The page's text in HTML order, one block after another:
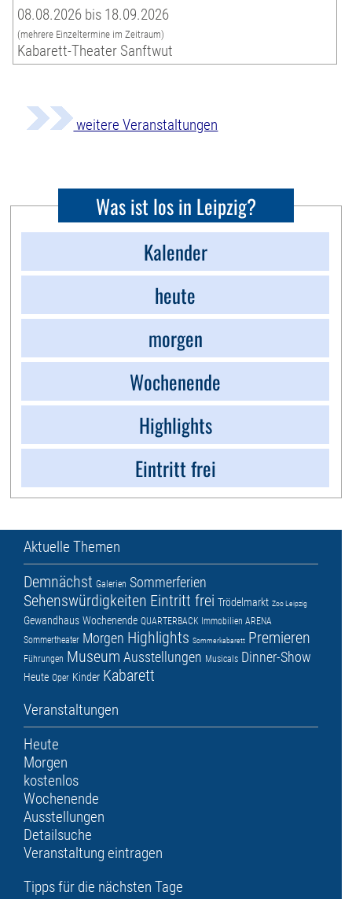
08.08.2026 bis 18.09.2026
(mehrere Einzeltermine im Zeitraum)
Kabarett-Theater Sanftwut
weitere Veranstaltungen
Was ist los in Leipzig?
Kalender
heute
morgen
Wochenende
Highlights
Eintritt frei
Aktuelle Themen
Demnächst Galerien Sommerferien
Sehenswürdigkeiten Eintritt frei Trödelmarkt Zoo Leipzig
Gewandhaus Wochenende QUARTERBACK Immobilien ARENA
Sommertheater Morgen Highlights Sommerkabarett Premieren
Führungen Museum Ausstellungen Musicals Dinner-Show
Heute Oper Kinder Kabarett
Veranstaltungen
Heute
Morgen
kostenlos
Wochenende
Ausstellungen
Detailsuche
Veranstaltung eintragen
Tipps für die nächsten Tage